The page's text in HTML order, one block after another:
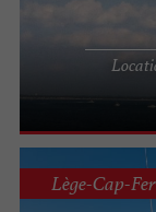
Lège-Cap-